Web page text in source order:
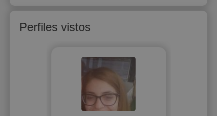
Perfiles vistos